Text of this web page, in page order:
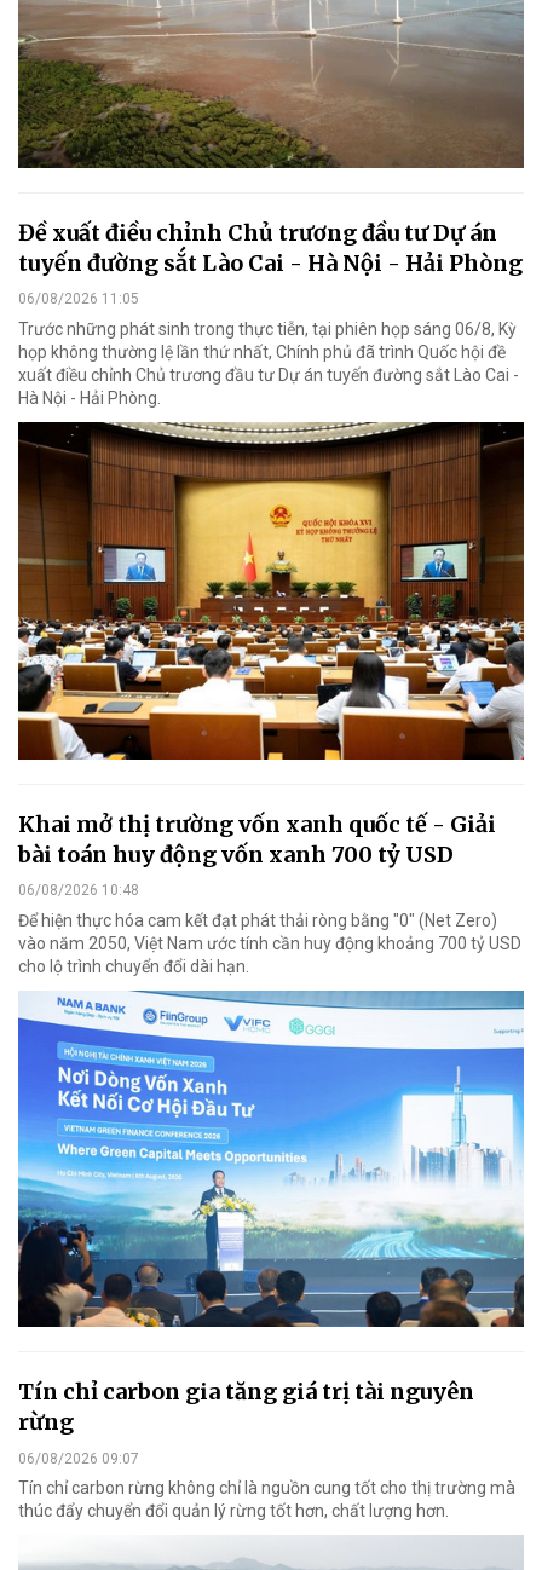
Đề xuất điều chỉnh Chủ trương đầu tư Dự án
tuyến đường sắt Lào Cai - Hà Nội - Hải Phòng
06/08/2026 11:05
Trước những phát sinh trong thực tiễn, tại phiên họp sáng 06/8, Kỳ
họp không thường lệ lần thứ nhất, Chính phủ đã trình Quốc hội đề
xuất điều chỉnh Chủ trương đầu tư Dự án tuyến đường sắt Lào Cai -
Hà Nội - Hải Phòng.
Khai mở thị trường vốn xanh quốc tế - Giải
bài toán huy động vốn xanh 700 tỷ USD
06/08/2026 10:48
Để hiện thực hóa cam kết đạt phát thải ròng bằng "0" (Net Zero)
vào năm 2050, Việt Nam ước tính cần huy động khoảng 700 tỷ USD
cho lộ trình chuyển đổi dài hạn.
Tín chỉ carbon gia tăng giá trị tài nguyên
rừng
06/08/2026 09:07
Tín chỉ carbon rừng không chỉ là nguồn cung tốt cho thị trường mà
thúc đẩy chuyển đổi quản lý rừng tốt hơn, chất lượng hơn.